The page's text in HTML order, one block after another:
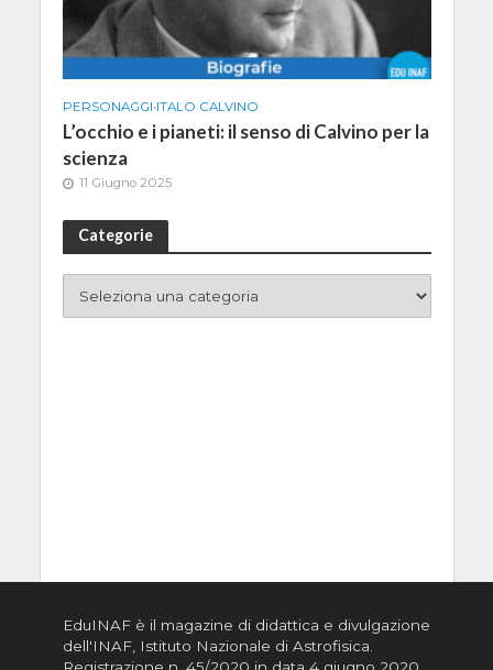
PERSONAGGI•ITALO CALVINO
L’occhio e i pianeti: il senso di Calvino per la
scienza
11 Giugno 2025
Categorie
EduINAF è il magazine di didattica e divulgazione
dell'INAF, Istituto Nazionale di Astrofisica.